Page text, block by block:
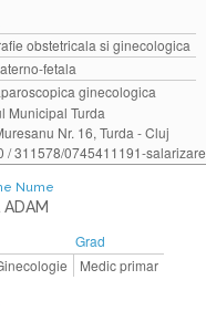
obstetricala si ginecologica
fetala
ginecologica
Municipal Turda
Nr. 16, Turda - Cluj
/ 311578/0745411191-salarizare
Nume
Grad
Medic primar